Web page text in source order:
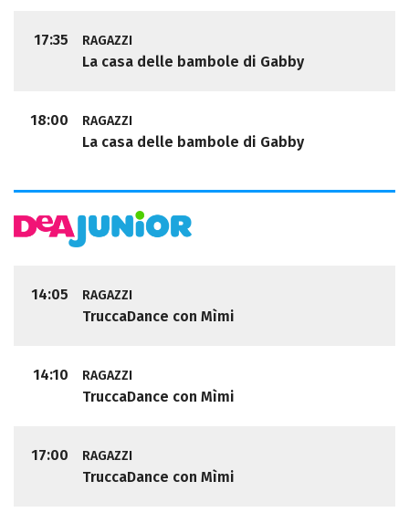
17:35 RAGAZZI
La casa delle bambole di Gabby
18:00 RAGAZZI
La casa delle bambole di Gabby
14:05 RAGAZZI
TruccaDance con Mìmi
14:10 RAGAZZI
TruccaDance con Mìmi
17:00 RAGAZZI
TruccaDance con Mìmi